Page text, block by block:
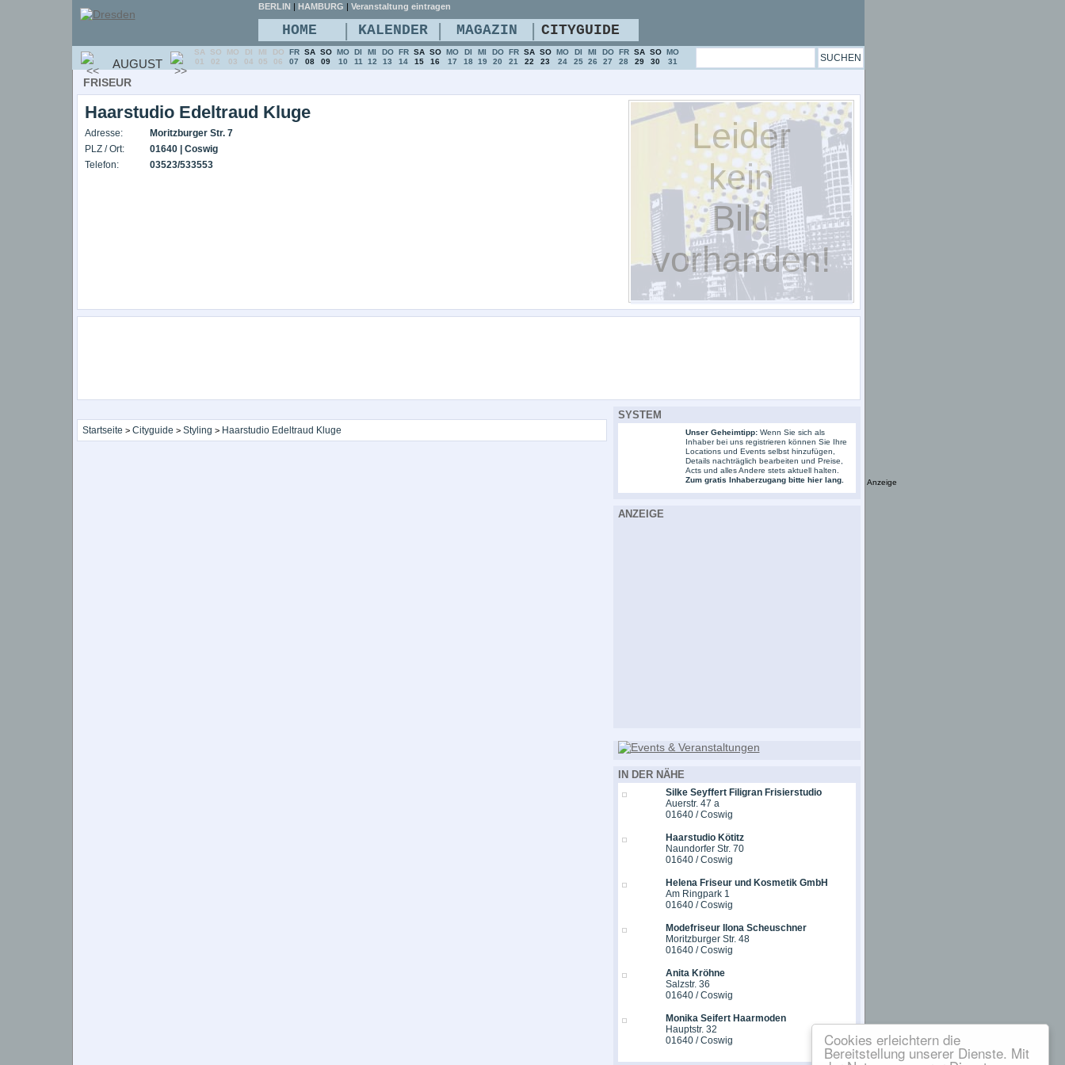
Cookies erleichtern die
Bereitstellung unserer Dienste. Mit
FRISEUR
Haarstudio Edeltraud Kluge
Adresse:
Moritzburger Str. 7
PLZ / Ort:
01640 | Coswig
Telefon:
03523/533553
Leider
kein
Bild
vorhanden!
Startseite > Cityguide > Styling > Haarstudio Edeltraud Kluge
SYSTEM
Unser Geheimtipp:Wenn Sie sich als
Inhaber bei uns registrieren können Sie Ihre
Locations und Events selbst hinzufügen,
Details nachträglich bearbeiten und Preise,
Acts und alles Andere stets aktuell halten.
Zum gratis Inhaberzugang bitte hier lang.
ANZEIGE
IN DER NÄHE
Silke Seyffert Filigran Frisierstudio
Auerstr. 47 a
01640 / Coswig
Haarstudio Kötitz
Naundorfer Str. 70
01640 / Coswig
Helena Friseur und Kosmetik GmbH
Am Ringpark 1
01640 / Coswig
Modefriseur Ilona Scheuschner
Moritzburger Str. 48
01640 / Coswig
Anita Kröhne
Salzstr. 36
01640 / Coswig
Monika Seifert Haarmoden
Hauptstr. 32
01640 / Coswig
BERLIN | HAMBURG | Veranstaltung eintragen
HOME | KALENDER | MAGAZIN | CITYGUIDE
AUGUST
SA
01
SO
02
MO
03
DI
04
MI
05
DO
06
FR
07
SA
08
SO
09
MO
10
DI
11
MI
12
DO
13
FR
14
SA
15
SO
16
MO
17
DI
18
MI
19
DO
20
FR
21
SA
22
SO
23
MO
24
DI
25
MI
26
DO
27
FR
28
SA
29
SO
30
MO
31
Anzeige